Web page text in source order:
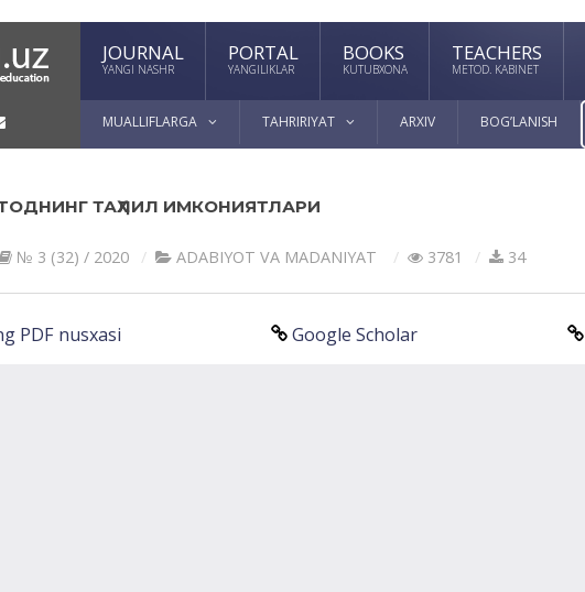
JOURNAL
YANGI NASHR
PORTAL
YANGILIKLAR
BOOKS
KUTUBXONA
TEACHERS
METOD. KABINET
MUALLIFLARGA TAHRIRIYAT ARXIV BOG’LANISH
ТАҲЛИЛ ИМКОНИЯТЛАРИ
№ 3 (32) / 2020 АDАBIYOT VА MАDАNIYAT 3781 34
PDF nusxasi Google Scholar